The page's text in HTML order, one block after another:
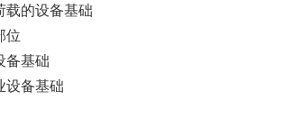
的设备基础
位
备基础
备基础